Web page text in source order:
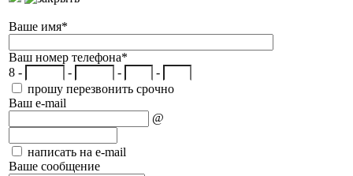
Ваше имя*
Ваш номер телефона*
8 -
- -
-
прошу перезвонить срочно
Ваш e-mail
@
написать на e-mail
Ваше сообщение